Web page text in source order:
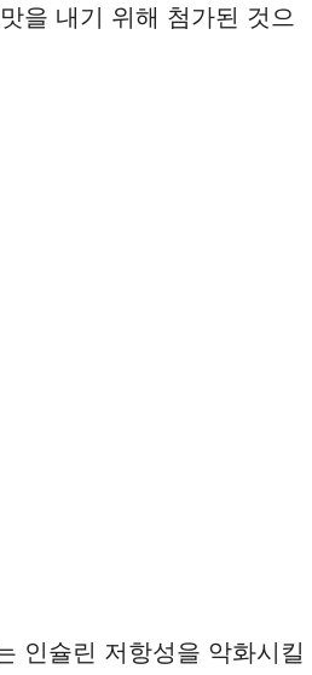
을 내기 위해 첨가된 것으
인슐린 저항성을 악화시킬